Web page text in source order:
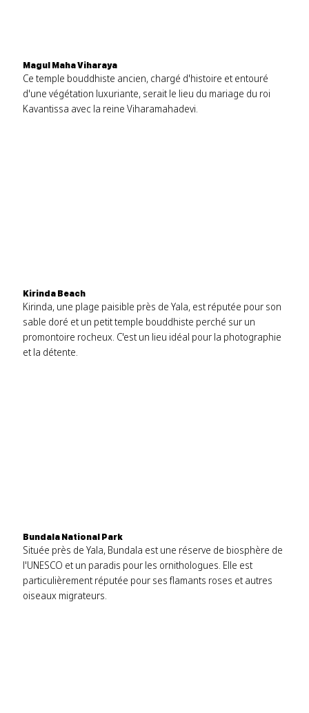
Magul Maha Viharaya
Ce temple bouddhiste ancien, chargé d'histoire et entouré
d'une végétation luxuriante, serait le lieu du mariage du roi
Kavantissa avec la reine Viharamahadevi.
Kirinda Beach
Kirinda, une plage paisible près de Yala, est réputée pour son
sable doré et un petit temple bouddhiste perché sur un
promontoire rocheux. C'est un lieu idéal pour la photographie
et la détente.
Bundala National Park
Située près de Yala, Bundala est une réserve de biosphère de
l'UNESCO et un paradis pour les ornithologues. Elle est
particulièrement réputée pour ses flamants roses et autres
oiseaux migrateurs.